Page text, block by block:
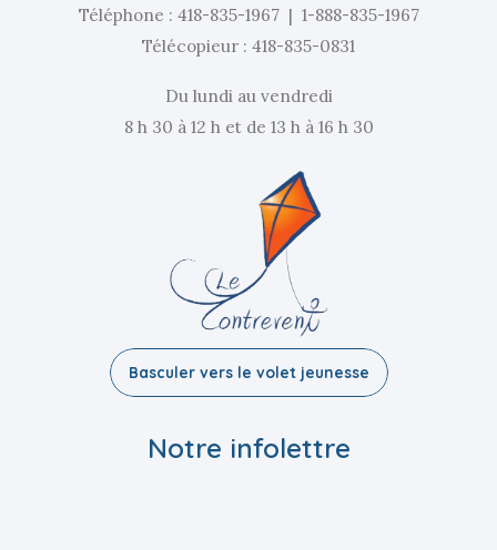
Téléphone : 418-835-1967| 1-888-835-1967
Télécopieur : 418-835-0831
Du lundi au vendredi
8 h 30 à 12 h et de 13 h à 16 h 30
Basculer vers le volet jeunesse
Notre infolettre